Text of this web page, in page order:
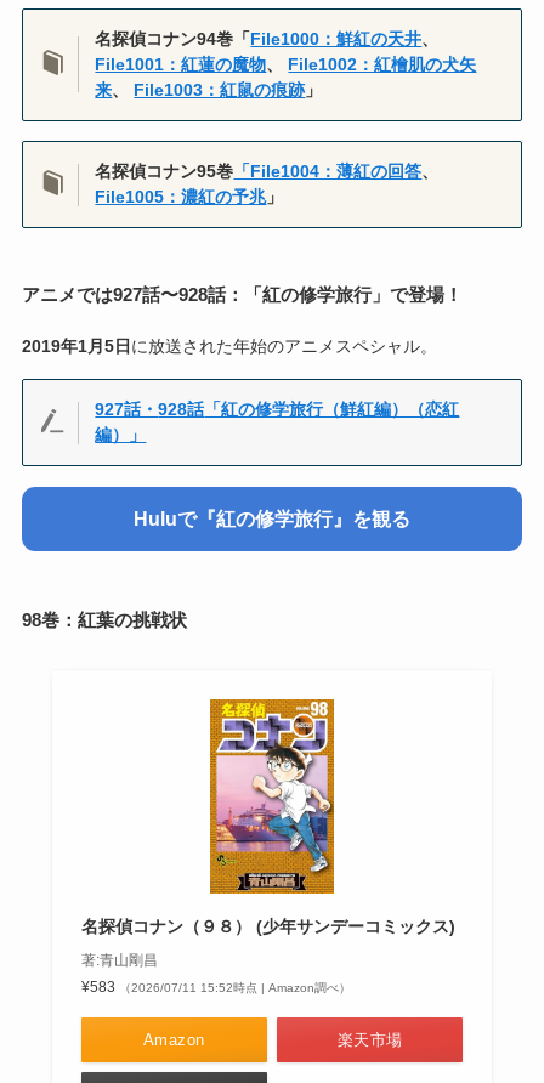
名探偵コナン94巻「File1000：鮮紅の天井、
File1001：紅蓮の魔物、 File1002：紅檜肌の犬矢
来、 File1003：紅鼠の痕跡」
名探偵コナン95巻 「File1004：薄紅の回答、
File1005：濃紅の予兆」
アニメでは927話〜928話：「紅の修学旅行」で登場！
2019年1月5日に放送された年始のアニメスペシャル。
927話・928話「紅の修学旅行（鮮紅編）（恋紅
編）」
Huluで『紅の修学旅行』を観る
98巻：紅葉の挑戦状
名探偵コナン（９８） (少年サンデーコミックス)
著:青山剛昌
¥583
（2026/07/11 15:52時点 | Amazon調べ）
Amazon 楽天市場